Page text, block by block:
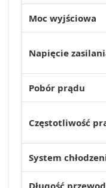
Moc wyjściowa
Napięcie
Pobór prądu
Częstotliwość
System